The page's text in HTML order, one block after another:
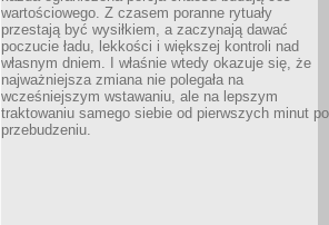
wartościowego. Z czasem poranne rytuały
przestają być wysiłkiem, a zaczynają dawać
poczucie ładu, lekkości i większej kontroli nad
własnym dniem. I właśnie wtedy okazuje się, że
najważniejsza zmiana nie polegała na
wcześniejszym wstawaniu, ale na lepszym
traktowaniu samego siebie od pierwszych minut po
przebudzeniu.